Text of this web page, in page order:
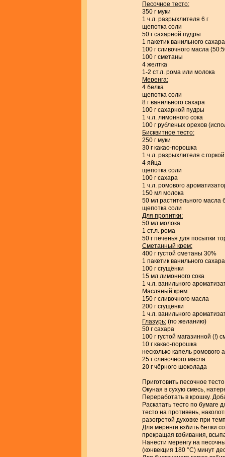
Песочное тесто:
350 г муки
1 ч.л. разрыхлителя 6 г
щепотка соли
50 г сахарной пудры
1 пакетик ванильного
100 г сливочного масла
100 г сметаны
4 желтка
1-2 ст.л. рома или молока
Меренга:
4 белка
щепотка соли
8 г ванильного сахара
100 г сахарной пудры
1 ч.л. лимонного сока
100 г рубленых орехов
Бисквитное тесто:
250 г муки
30 г какао-порошка
1 ч.л. разрыхлителя с горкой
4 яйца
щепотка соли
100 г сахара
1 ч.л. ромового
150 мл молока
50 мл растительного масла
щепотка соли
Для пропитки:
50 мл молока
1 ст.л. рома
50 г печенья для посыпки
Сметанный крем:
400 г густой сметаны 30%
1 пакетик ванильного
100 г сгущёнки
15 мл лимонного сока
1 ч.л. ванильного
Масляный крем:
150 г сливочного масла
200 г сгущёнки
1 ч.л. ванильного
Глазурь: (по желанию)
50 г сахара
100 г густой магазинной (!)
10 г какао-порошка
несколько капель ромового
25 г сливочного масла
20 г чёрного шоколада
Приготовить песочное
Окуная в сухую смесь,
Переработать в крошку.
Раскатать тесто по бумаге
тесто на противень,
разогретой духовке при
Для меренги взбить белки
прекращая взбивания,
Нанести меренгу на
(конвекция 180 °С) минут